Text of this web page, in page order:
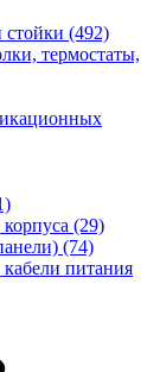
(492)
термостаты,
(29)
(74)
питания